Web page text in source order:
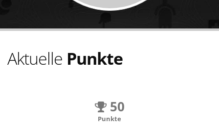
Aktuelle Punkte
50
Punkte